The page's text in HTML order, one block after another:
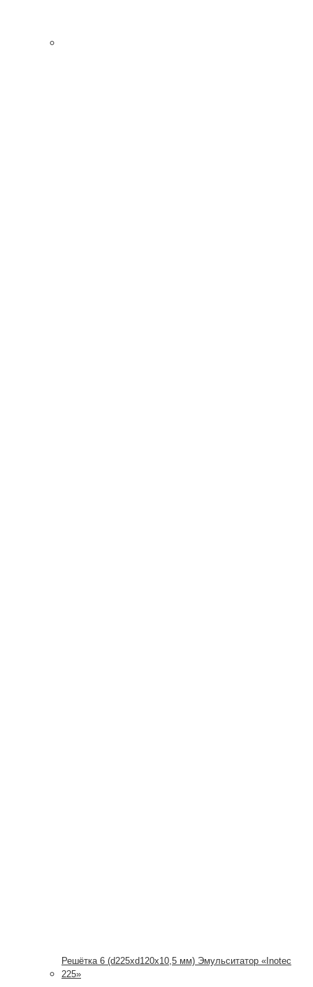
Решётка 6 (d225xd120x10,5 мм) Эмульситатор «Inotec
225»